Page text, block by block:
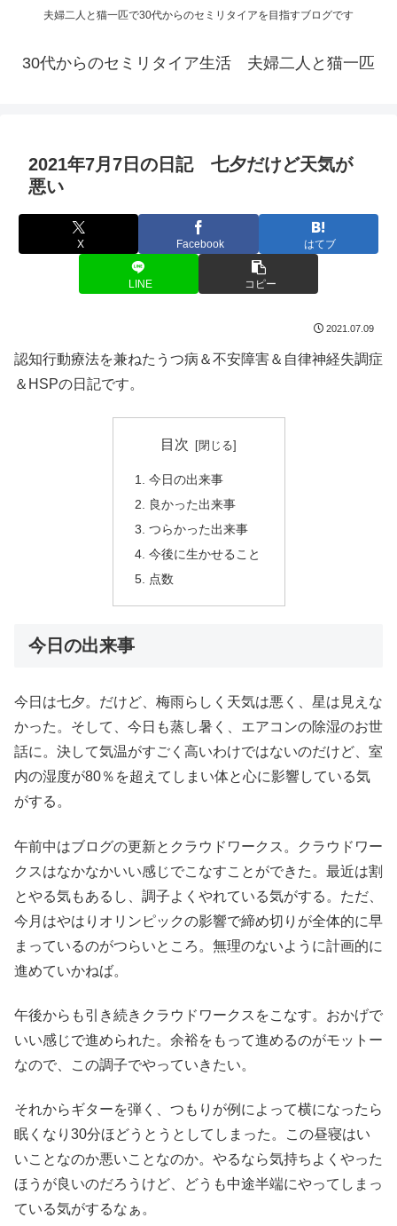
夫婦二人と猫一匹で30代からのセミリタイアを目指すブログです
30代からのセミリタイア生活 夫婦二人と猫一匹
2021年7月7日の日記 七夕だけど天気が
悪い
X Facebook はてブ
LINE コピー
2021.07.09
認知行動療法を兼ねたうつ病＆不安障害＆自律神経失調症
＆HSPの日記です。
目次
今日の出来事
良かった出来事
つらかった出来事
今後に生かせること
点数
今日の出来事
今日は七夕。だけど、梅雨らしく天気は悪く、星は見えな
かった。そして、今日も蒸し暑く、エアコンの除湿のお世
話に。決して気温がすごく高いわけではないのだけど、室
内の湿度が80％を超えてしまい体と心に影響している気
がする。
午前中はブログの更新とクラウドワークス。クラウドワー
クスはなかなかいい感じでこなすことができた。最近は割
とやる気もあるし、調子よくやれている気がする。ただ、
今月はやはりオリンピックの影響で締め切りが全体的に早
まっているのがつらいところ。無理のないように計画的に
進めていかねば。
午後からも引き続きクラウドワークスをこなす。おかげで
いい感じで進められた。余裕をもって進めるのがモットー
なので、この調子でやっていきたい。
それからギターを弾く、つもりが例によって横になったら
眠くなり30分ほどうとうとしてしまった。この昼寝はい
いことなのか悪いことなのか。やるなら気持ちよくやった
ほうが良いのだろうけど、どうも中途半端にやってしまっ
ている気がするなぁ。